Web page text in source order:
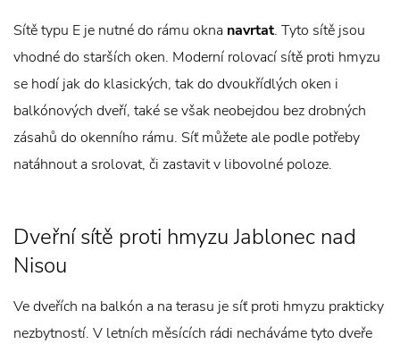
Sítě typu E je nutné do rámu okna navrtat. Tyto sítě jsou
vhodné do starších oken. Moderní rolovací sítě proti hmyzu
se hodí jak do klasických, tak do dvoukřídlých oken i
balkónových dveří, také se však neobejdou bez drobných
zásahů do okenního rámu. Síť můžete ale podle potřeby
natáhnout a srolovat, či zastavit v libovolné poloze.
Dveřní sítě proti hmyzu Jablonec nad
Nisou
Ve dveřích na balkón a na terasu je síť proti hmyzu prakticky
nezbytností. V letních měsících rádi necháváme tyto dveře